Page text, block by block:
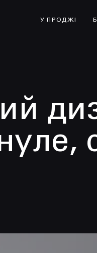
У ПРОДЖІ